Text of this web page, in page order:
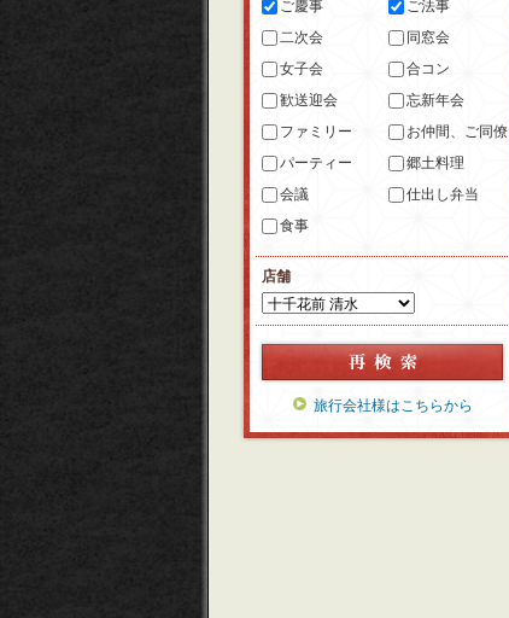
ご慶事
ご法事
二次会
同窓会
女子会
合コン
歓送迎会
忘新年会
ファミリー
お仲間、ご同僚
パーティー
郷土料理
会議
仕出し弁当
食事
店舗
旅行会社様はこちらから